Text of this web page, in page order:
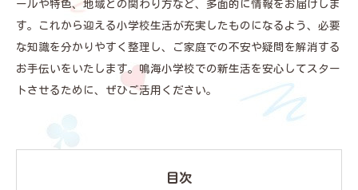
ールや特色、地域との関わり方など、多面的に情報をお届けしま
す。これから迎える小学校生活が充実したものになるよう、必要
な知識を分かりやすく整理し、ご家庭での不安や疑問を解消する
お手伝いをいたします。鳴海小学校での新生活を安心してスター
トさせるために、ぜひご活用ください。
目次